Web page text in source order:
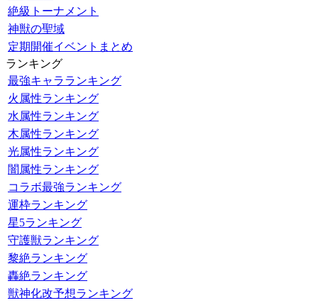
絶級トーナメント
神獣の聖域
定期開催イベントまとめ
ランキング
最強キャラランキング
火属性ランキング
水属性ランキング
木属性ランキング
光属性ランキング
闇属性ランキング
コラボ最強ランキング
運枠ランキング
星5ランキング
守護獣ランキング
黎絶ランキング
轟絶ランキング
獣神化改予想ランキング